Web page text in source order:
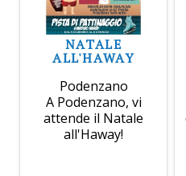
NATALE
ALL'HAWAY
Podenzano
A Podenzano, vi
attende il Natale
all'Haway!